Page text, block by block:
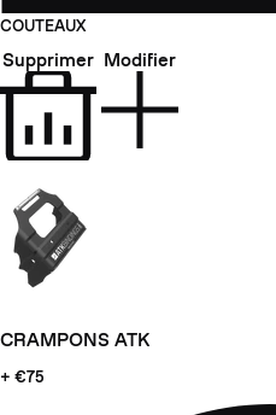
COUTEAUX
Supprimer Modifier
CRAMPONS ATK
+ €75